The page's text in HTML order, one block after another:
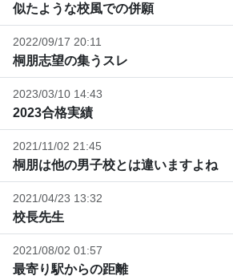
似たような校風での併願
2022/09/17 20:11
桐朋志望の集うスレ
2023/03/10 14:43
2023合格実績
2021/11/02 21:45
桐朋は他の男子校とは違いますよね
2021/04/23 13:32
校長先生
2021/08/02 01:57
最寄り駅からの距離